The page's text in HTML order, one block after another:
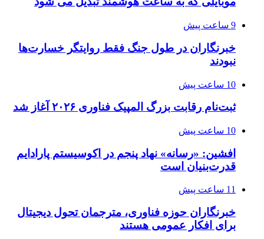
9 ساعت پیش
خبرنگاران در طول جنگ فقط روایتگر خسارت‌ها
نبودند
10 ساعت پیش
ثبت‌نام رقابت بزرگ المپیک فناوری ۲۰۲۶ آغاز شد
10 ساعت پیش
افشین: «رسانه» نهاد پنجم در اکوسیستم پارادایم
قدرت‌بنیان است
11 ساعت پیش
خبرنگاران حوزه فناوری، مترجمان تحول دیجیتال
برای افکار عمومی هستند